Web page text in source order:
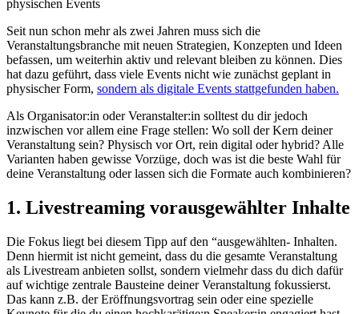
Seit nun schon mehr als zwei Jahren muss sich die
Veranstaltungsbranche mit neuen Strategien, Konzepten und Ideen
befassen, um weiterhin aktiv und relevant bleiben zu können. Dies
hat dazu geführt, dass viele Events nicht wie zunächst geplant in
physischer Form, sondern als digitale Events stattgefunden haben.
Als Organisator:in oder Veranstalter:in solltest du dir jedoch
inzwischen vor allem eine Frage stellen: Wo soll der Kern deiner
Veranstaltung sein? Physisch vor Ort, rein digital oder hybrid? Alle
Varianten haben gewisse Vorzüge, doch was ist die beste Wahl für
deine Veranstaltung oder lassen sich die Formate auch kombinieren?
1. Livestreaming vorausgewählter Inhalte
Die Fokus liegt bei diesem Tipp auf den “ausgewählten- Inhalten.
Denn hiermit ist nicht gemeint, dass du die gesamte Veranstaltung
als Livestream anbieten sollst, sondern vielmehr dass du dich dafür
auf wichtige zentrale Bausteine deiner Veranstaltung fokussierst.
Das kann z.B. der Eröffnungsvortrag sein oder eine spezielle